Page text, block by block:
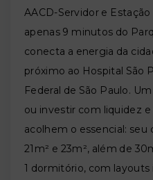
AACD-Servidor e
apenas 9 minutos do
conecta a energia da
próximo ao Hospital São
Federal de São Paulo.
ou investir com liquidez
acolhem o essencial: seu
21m² e 23m², além de
1 dormitório, com